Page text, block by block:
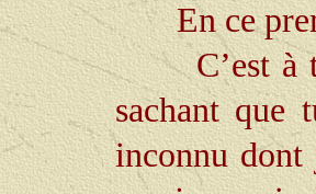
En ce
C’est
sachant que
inconnu dont